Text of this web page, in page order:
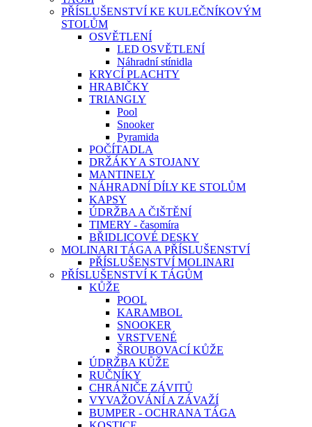
PŘÍSLUŠENSTVÍ KE KULEČNÍKOVÝM
STOLŮM
OSVĚTLENÍ
LED OSVĚTLENÍ
Náhradní stínidla
KRYCÍ PLACHTY
HRABIČKY
TRIANGLY
Pool
Snooker
Pyramida
POČÍTADLA
DRŽÁKY A STOJANY
MANTINELY
NÁHRADNÍ DÍLY KE STOLŮM
KAPSY
ÚDRŽBA A ČIŠTĚNÍ
TIMERY - časomíra
BŘIDLICOVÉ DESKY
MOLINARI TÁGA A PŘÍSLUŠENSTVÍ
PŘÍSLUŠENSTVÍ MOLINARI
PŘÍSLUŠENSTVÍ K TÁGŮM
KŮŽE
POOL
KARAMBOL
SNOOKER
VRSTVENÉ
ŠROUBOVACÍ KŮŽE
ÚDRŽBA KŮŽE
RUČNÍKY
CHRÁNIČE ZÁVITŮ
VYVAŽOVÁNÍ A ZÁVAŽÍ
BUMPER - OCHRANA TÁGA